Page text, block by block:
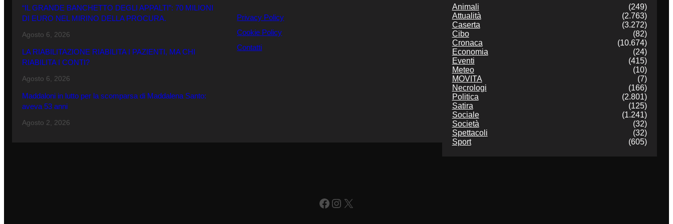
“IL GRANDE BANCHETTO DEGLI APPALTI”: 70 MILIONI
DI EURO NEL MIRINO DELLA PROCURA.
Agosto 6, 2026
LA RIABILITAZIONE RIABILITA I PAZIENTI, MA CHI
RIABILITA I CONTI?
Agosto 6, 2026
Maddaloni in lutto per la scomparsa di Maddalena Santo:
aveva 53 anni
Agosto 2, 2026
Privacy Policy
Cookie Policy
Contatti
Animali
(249)
Attualità
(2.763)
Caserta
(3.272)
Cibo
(82)
Cronaca
(10.674)
Economia
(24)
Eventi
(415)
Meteo
(10)
MOVITA
(7)
Necrologi
(166)
Politica
(2.801)
Satira
(125)
Sociale
(1.241)
Società
(32)
Spettacoli
(32)
Sport
(605)
Facebook
Instagram
X